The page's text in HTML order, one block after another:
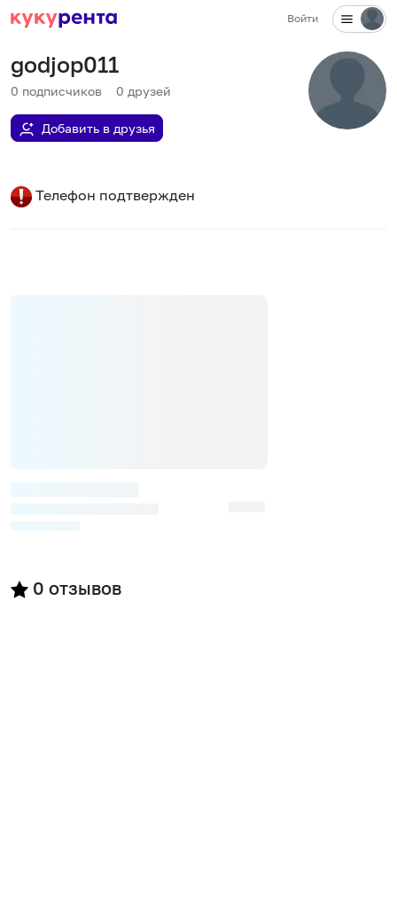
Войти
godjop011
0 подписчиков 0 друзей
Добавить в друзья
Телефон подтвержден
0 отзывов